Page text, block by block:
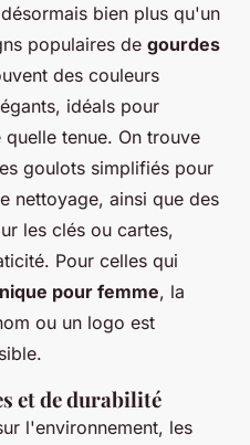
bien plus qu'un
populaires de gourdes
des couleurs
idéals pour
tenue. On trouve
goulots simplifiés pour
nettoyage, ainsi que des
les clés ou cartes,
Pour celles qui
pour femme, la
ou un logo est
et de durabilité
l'environnement, les